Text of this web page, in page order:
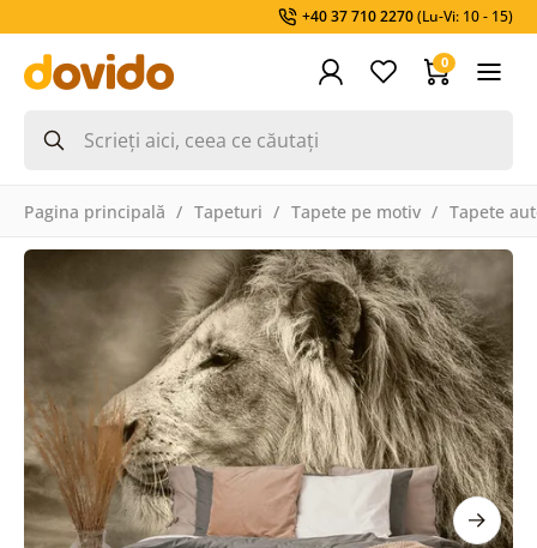
+40 37 710 2270(Lu-Vi: 10 - 15)
0
Pagina principală Tapeturi Tapete pe motiv Tapete